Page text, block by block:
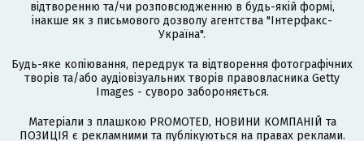
відтворенню та/чи розповсюдженню в будь-якій формі,
інакше як з письмового дозволу агентства "Інтерфакс-
Україна".
Будь-яке копіювання, передрук та відтворення фотографічних
творів та/або аудіовізуальних творів правовласника Getty
Images - суворо забороняється.
Матеріали з плашкою PROMOTED, НОВИНИ КОМПАНІЙ та
ПОЗИЦІЯ є рекламними та публікуються на правах реклами.